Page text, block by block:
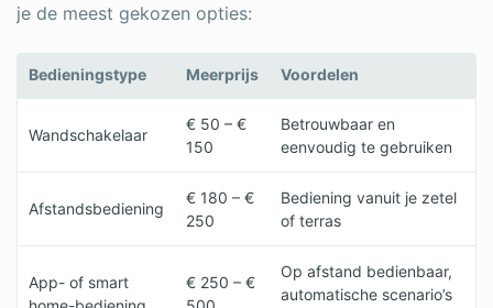
je de meest gekozen opties:
Bedieningstype Meerprijs Voordelen
Wandschakelaar
€ 50 – €
150
Betrouwbaar en
eenvoudig te gebruiken
Afstandsbediening
€ 180 – €
250
Bediening vanuit je zetel
of terras
App- of smart
€ 250 – €
Op afstand bedienbaar,
automatische scenario’s